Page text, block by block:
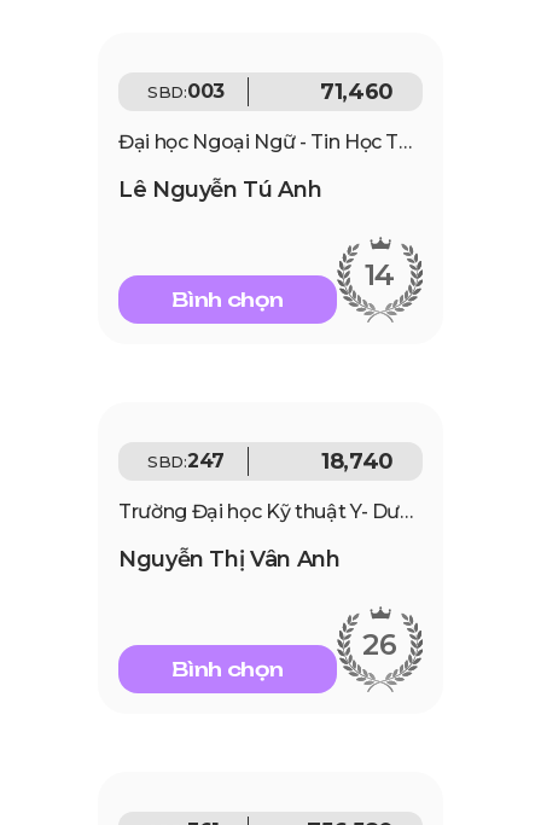
SBD:003 71,460
Đại học Ngoại Ngữ - Tin Học TP. HCM
Lê Nguyễn Tú Anh
Bình chọn
14
SBD:247 18,740
Trường Đại học Kỹ thuật Y- Dược Đà Nẵng
Nguyễn Thị Vân Anh
Bình chọn
26